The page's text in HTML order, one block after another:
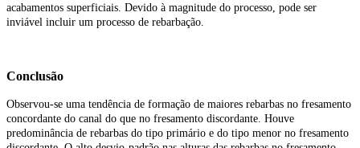
acabamentos superficiais. Devido à magnitude do processo, pode ser
inviável incluir um processo de rebarbação.
Conclusão
Observou-se uma tendência de formação de maiores rebarbas no fresamento
concordante do canal do que no fresamento discordante. Houve
predominância de rebarbas do tipo primário e do tipo menor no fresamento